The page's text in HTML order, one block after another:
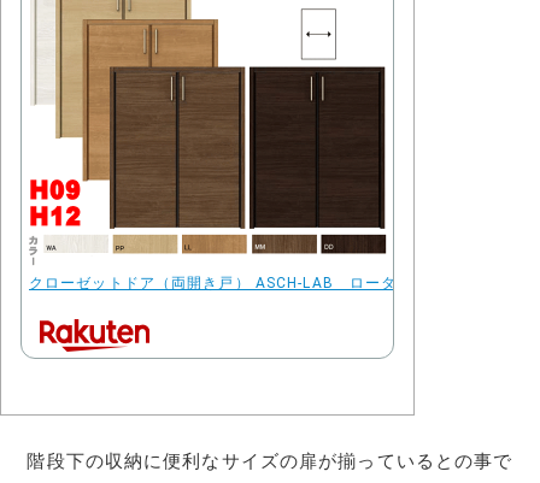
クローゼットドア（両開き戸） ASCH-LAB ロータイプ（階段下収
階段下の収納に便利なサイズの扉が揃っているとの事で